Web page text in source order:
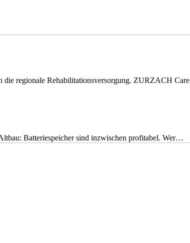
die regionale Rehabilitationsversorgung. ZURZACH
Batteriespeicher sind inzwischen profitabel. Wer…